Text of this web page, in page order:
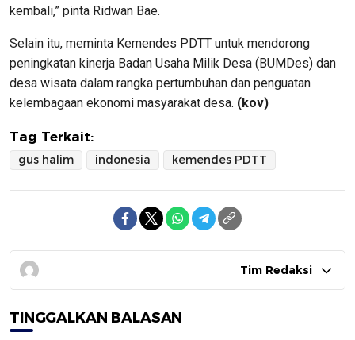
kembali,” pinta Ridwan Bae.
Selain itu, meminta Kemendes PDTT untuk mendorong
peningkatan kinerja Badan Usaha Milik Desa (BUMDes) dan
desa wisata dalam rangka pertumbuhan dan penguatan
kelembagaan ekonomi masyarakat desa. (kov)
Tag Terkait:
gus halim indonesia kemendes PDTT
Tim Redaksi
TINGGALKAN BALASAN